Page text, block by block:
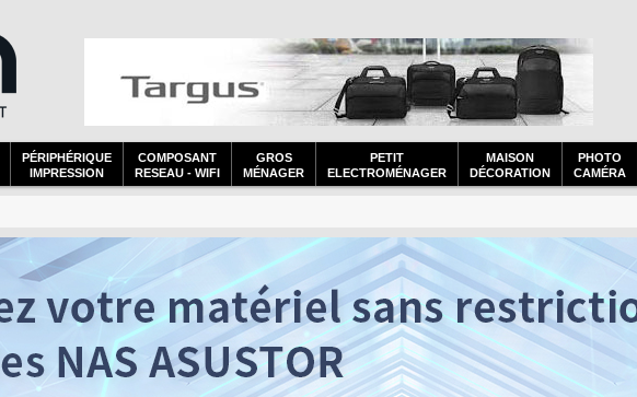
PÉRIPHÉRIQUE
IMPRESSION
COMPOSANT
RESEAU - WIFI
GROS
MÉNAGER
PETIT
ELECTROMÉNAGER
MAISON
DÉCORATION
PHOTO
CAMÉRA